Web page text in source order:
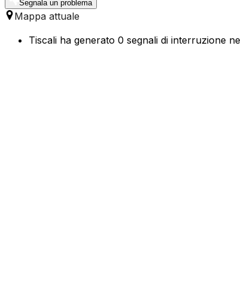
Segnala un problema
Mappa attuale
Tiscali ha generato 0 segnali di interruzione